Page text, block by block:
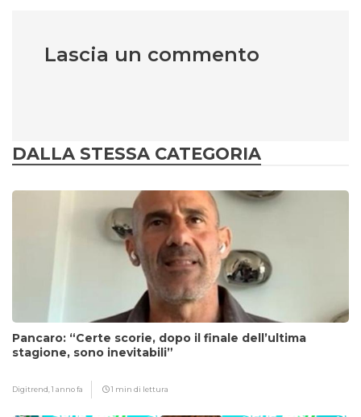
Lascia un commento
DALLA STESSA CATEGORIA
Pancaro: “Certe scorie, dopo il finale dell’ultima
stagione, sono inevitabili”
Digitrend,1 anno fa 1 min di lettura